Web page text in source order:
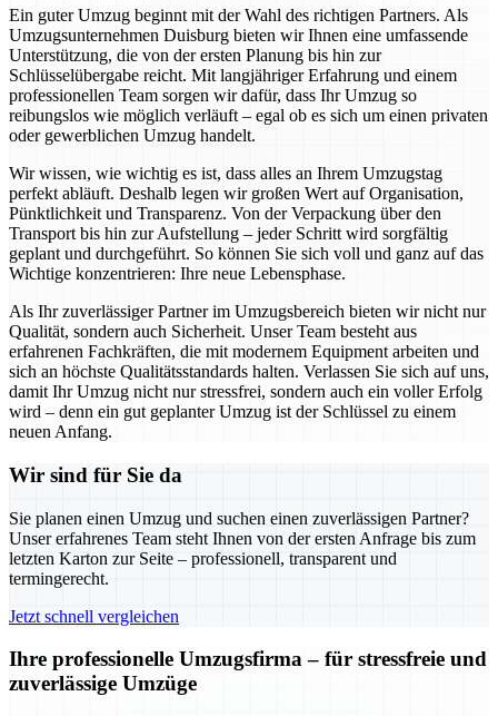
Ein guter Umzug beginnt mit der Wahl des richtigen Partners. Als
Umzugsunternehmen Duisburg bieten wir Ihnen eine umfassende
Unterstützung, die von der ersten Planung bis hin zur
Schlüsselübergabe reicht. Mit langjähriger Erfahrung und einem
professionellen Team sorgen wir dafür, dass Ihr Umzug so
reibungslos wie möglich verläuft – egal ob es sich um einen privaten
oder gewerblichen Umzug handelt.
Wir wissen, wie wichtig es ist, dass alles an Ihrem Umzugstag
perfekt abläuft. Deshalb legen wir großen Wert auf Organisation,
Pünktlichkeit und Transparenz. Von der Verpackung über den
Transport bis hin zur Aufstellung – jeder Schritt wird sorgfältig
geplant und durchgeführt. So können Sie sich voll und ganz auf das
Wichtige konzentrieren: Ihre neue Lebensphase.
Als Ihr zuverlässiger Partner im Umzugsbereich bieten wir nicht nur
Qualität, sondern auch Sicherheit. Unser Team besteht aus
erfahrenen Fachkräften, die mit modernem Equipment arbeiten und
sich an höchste Qualitätsstandards halten. Verlassen Sie sich auf uns,
damit Ihr Umzug nicht nur stressfrei, sondern auch ein voller Erfolg
wird – denn ein gut geplanter Umzug ist der Schlüssel zu einem
neuen Anfang.
Wir sind für Sie da
Sie planen einen Umzug und suchen einen zuverlässigen Partner?
Unser erfahrenes Team steht Ihnen von der ersten Anfrage bis zum
letzten Karton zur Seite – professionell, transparent und
termingerecht.
Jetzt schnell vergleichen
Ihre professionelle Umzugsfirma – für stressfreie und
zuverlässige Umzüge